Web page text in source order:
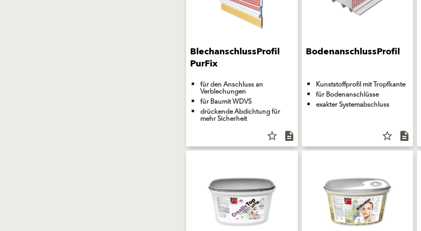
BlechanschlussProfil
PurFix
für den Anschluss an
Verblechungen
für Baumit WDVS
drückende Abdichtung für
mehr Sicherheit
star_border description
BodenanschlussProfil
Kunststoffprofil mit Tropfkante
für Bodenanschlüsse
exakter Systemabschluss
star_border description